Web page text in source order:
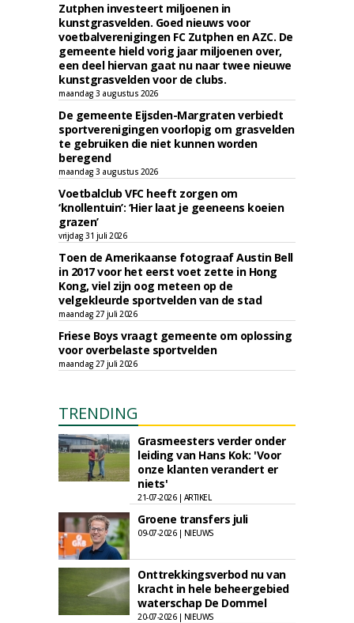
Zutphen investeert miljoenen in
kunstgrasvelden. Goed nieuws voor
voetbalverenigingen FC Zutphen en AZC. De
gemeente hield vorig jaar miljoenen over,
een deel hiervan gaat nu naar twee nieuwe
kunstgrasvelden voor de clubs.
maandag 3 augustus 2026
De gemeente Eijsden-Margraten verbiedt
sportverenigingen voorlopig om grasvelden
te gebruiken die niet kunnen worden
beregend
maandag 3 augustus 2026
Voetbalclub VFC heeft zorgen om
‘knollentuin’: ‘Hier laat je geeneens koeien
grazen’
vrijdag 31 juli 2026
Toen de Amerikaanse fotograaf Austin Bell
in 2017 voor het eerst voet zette in Hong
Kong, viel zijn oog meteen op de
velgekleurde sportvelden van de stad
maandag 27 juli 2026
Friese Boys vraagt gemeente om oplossing
voor overbelaste sportvelden
maandag 27 juli 2026
TRENDING
Grasmeesters verder onder
leiding van Hans Kok: 'Voor
onze klanten verandert er
niets'
21-07-2026 | ARTIKEL
Groene transfers juli
09-07-2026 | NIEUWS
Onttrekkingsverbod nu van
kracht in hele beheergebied
waterschap De Dommel
20-07-2026 | NIEUWS